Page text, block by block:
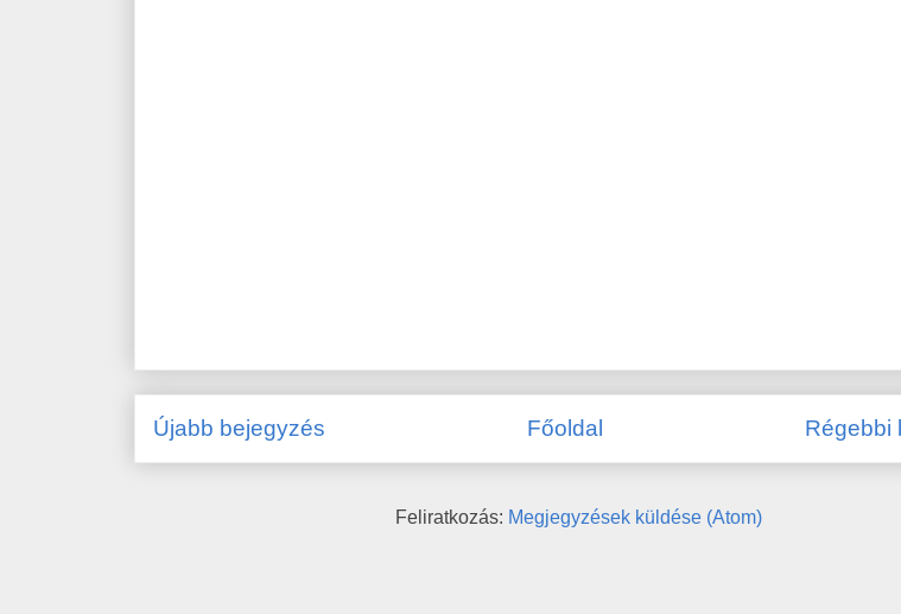
Újabb bejegyzés Régebbi
Főoldal
Feliratkozás: Megjegyzések küldése (Atom)